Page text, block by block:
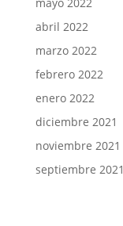
abril 2022
marzo 2022
febrero 2022
enero 2022
diciembre 2021
noviembre 2021
septiembre 2021